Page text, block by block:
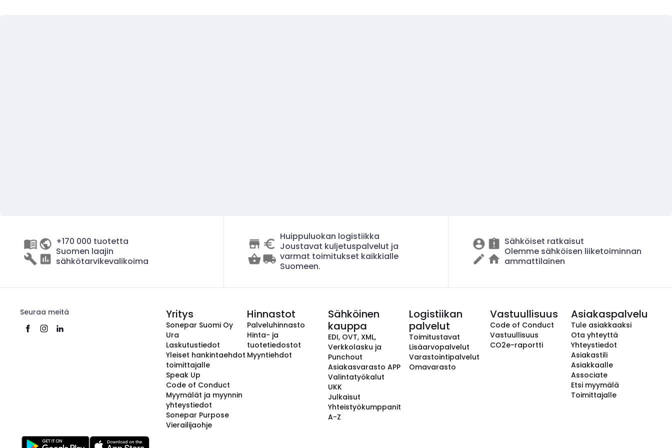
+170 000 tuotetta
Suomen laajin
sähkötarvikevalikoima
Huippuluokan logistiikka
Joustavat kuljetuspalvelut ja
varmat toimitukset kaikkialle
Suomeen.
Sähköiset ratkaisut
Olemme sähköisen liiketoiminnan
ammattilainen
Seuraa meitä Yritys
Sonepar Suomi Oy
Ura
Laskutustiedot
Yleiset hankintaehdot
toimittajalle
Speak Up
Code of Conduct
Myymälät ja myynnin
yhteystiedot
Sonepar Purpose
Vierailijaohje
Hinnastot
Palveluhinnasto
Hinta- ja
tuotetiedostot
Myyntiehdot
Sähköinen
kauppa
EDI, OVT, XML,
Verkkolasku ja
Punchout
Asiakasvarasto APP
Valintatyökalut
UKK
Julkaisut
Yhteistyökumppanit
A-Z
Logistiikan
palvelut
Toimitustavat
Lisäarvopalvelut
Varastointipalvelut
Omavarasto
Vastuullisuus
Code of Conduct
Vastuullisuus
CO2e-raportti
Asiakaspalvelu
Tule asiakkaaksi
Ota yhteyttä
Yhteystiedot
Asiakastili
Asiakkaalle
Associate
Etsi myymälä
Toimittajalle